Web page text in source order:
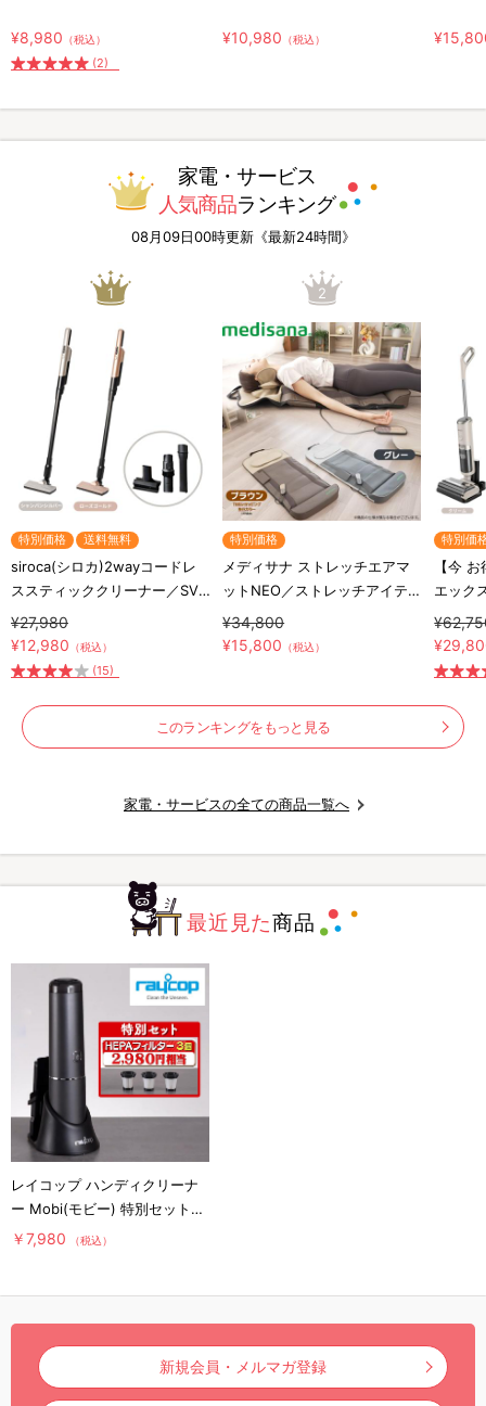
¥8,980 （税込）
(2)
¥10,980 （税込）
家電・サービス
人気商品ランキング
08月09日00時更新《最新24時間》
1
特別価格 送料無料
siroca(シロカ)2wayコードレ
ススティッククリーナー／SV-
S281
¥27,980
¥12,980 （税込）
(15)
2
特別価格
メディサナ ストレッチエアマ
ットNEO／ストレッチアイテ
ム
¥34,800
¥15,800 （税込）
特別価
【今
エック
MIA-
ードレ
除機
このランキングをもっと見る
家電・サービスの全ての商品一覧へ
最近見た商品
レイコップ ハンディクリーナ
ー Mobi(モビー) 特別セット／
軽量／ハンディ掃除機
￥7,980 （税込）
新規会員・メルマガ登録